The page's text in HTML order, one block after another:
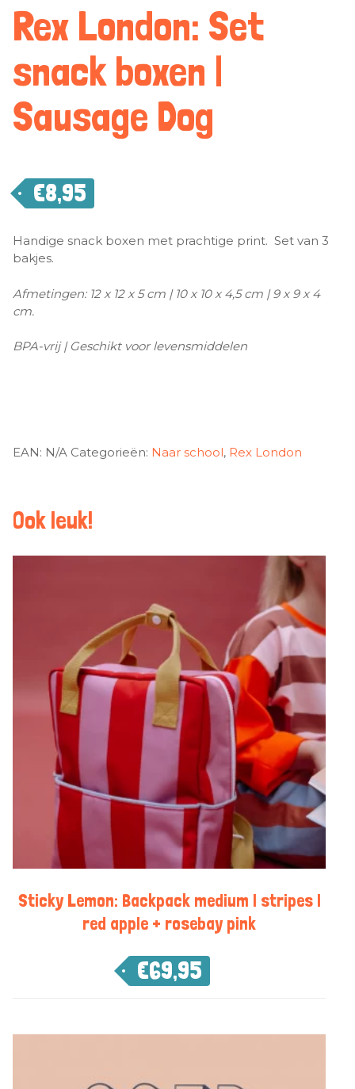
Rex London: Set
snack boxen |
Sausage Dog
€8,95
Handige snack boxen met prachtige print. Set van 3
bakjes.
Afmetingen: 12 x 12 x 5 cm | 10 x 10 x 4,5 cm | 9 x 9 x 4
cm.
BPA-vrij | Geschikt voor levensmiddelen
EAN: N/A Categorieën: Naar school, Rex London
Ook leuk!
Sticky Lemon: Backpack medium | stripes |
red apple + rosebay pink
€69,95